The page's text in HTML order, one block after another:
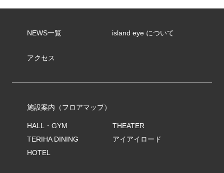
NEWS一覧 island eye について
アクセス
施設案内（フロアマップ）
HALL・GYM
THEATER
TERIHA DINING
アイアイロード
HOTEL